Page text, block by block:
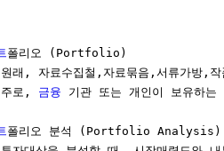
폴리오 (Portfolio)
래, 자료수집철,자료묶음,서류가방,작
로,
금융 기관 또는 개인이 보유하는
폴리오 분석 (Portfolio Analysis)